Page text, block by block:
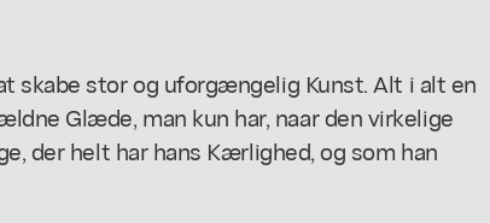
skabe stor og uforgængelig Kunst. Alt i alt en
Glæde, man kun har, naar den virkelige
der helt har hans Kærlighed, og som han